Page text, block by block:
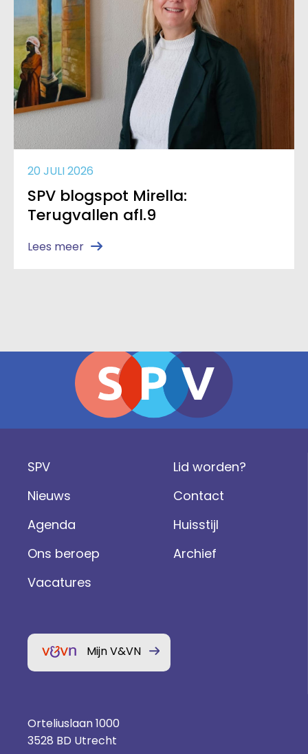
20 JULI 2026
SPV blogspot Mirella:
Terugvallen afl.9
Lees meer
SPV
Nieuws
Agenda
Ons beroep
Vacatures
Lid worden?
Contact
Huisstijl
Archief
Mijn V&VN
Orteliuslaan 1000
3528 BD Utrecht